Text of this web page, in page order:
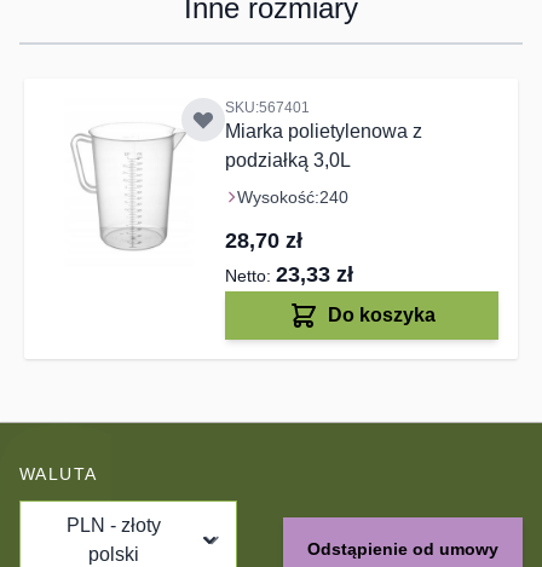
Inne rozmiary
SKU:567401
Miarka polietylenowa z
podziałką 3,0L
Wysokość:240
28,70 zł
23,33 zł
Do koszyka
WALUTA
PLN - złoty
polski
Odstąpienie od umowy